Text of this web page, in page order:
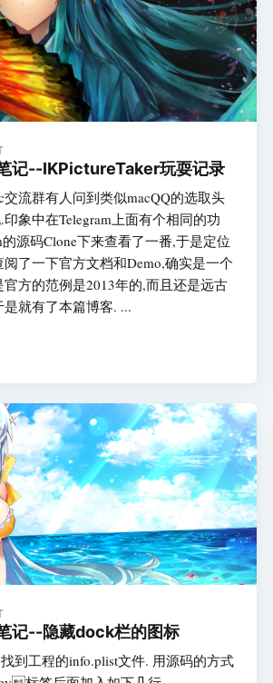
记--IKPictureTaker玩耍记录
交流群有人问到类似macQQ的选取头
象中在Telegram上面有个相同的功
的源码Clone下来查看了一番,于是定位
了一下官方文档和Demo,确实是一个
官方的范例是2013年的,而且还是远古
就有了本篇博客. ...
记--隐藏dock栏的图标
到工程的info.plist文件. 用源码的方式